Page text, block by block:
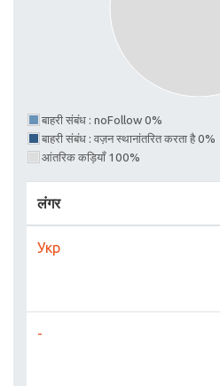
बाहरी संबंध : noFollow 0%
बाहरी संबंध : वज़न स्थानांतरित करता है 0%
आंतरिक कड़ियाँ 100%
लंगर
Укр
-